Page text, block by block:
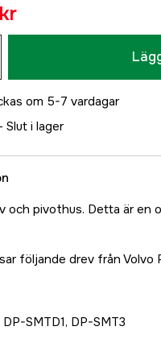
om 5-7 vardagar
Slut i lager
och pivothus. Detta är en
följande drev från Volvo
SMTD1, DP-SMT3